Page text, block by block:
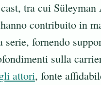
tra cui
contribuito in
serie, fornendo
sulla
attori, fonte